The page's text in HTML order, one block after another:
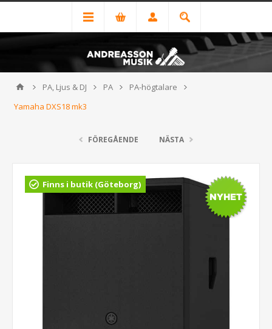
PA, Ljus & DJ PA
PA-högtalare
Yamaha DXS18 mk3
FÖREGÅENDE NÄSTA
Finns i butik (Göteborg)